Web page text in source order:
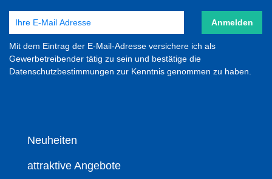
Anmelden
Mit dem Eintrag der E-Mail-Adresse versichere ich als
Gewerbetreibender tätig zu sein und bestätige die
Datenschutzbestimmungen zur Kenntnis genommen zu haben.
Neuheiten
attraktive Angebote